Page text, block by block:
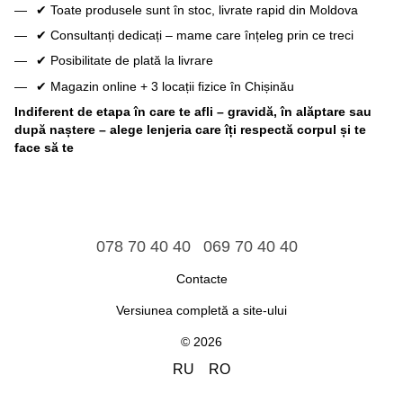
✔ Toate produsele sunt în stoc, livrate rapid din Moldova
✔ Consultanți dedicați – mame care înțeleg prin ce treci
✔ Posibilitate de plată la livrare
✔ Magazin online + 3 locații fizice în Chișinău
Indiferent de etapa în care te afli – gravidă, în alăptare sau
după naștere – alege lenjeria care îți respectă corpul și te
face să te
078 70 40 40 069 70 40 40
Contacte
Versiunea completă a site-ului
© 2026
RU RO